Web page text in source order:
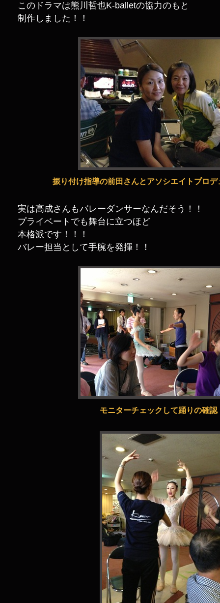
このドラマは熊川哲也K-balletの協力のもと
制作しました！！
振り付け指導の前田さんとアソシエイトプロ
実は高成さんもバレーダンサーなんだそう！！
プライベートでも舞台に立つほど
本格派です！！！
バレー担当として手腕を発揮！！
モニターチェックして踊りの確認